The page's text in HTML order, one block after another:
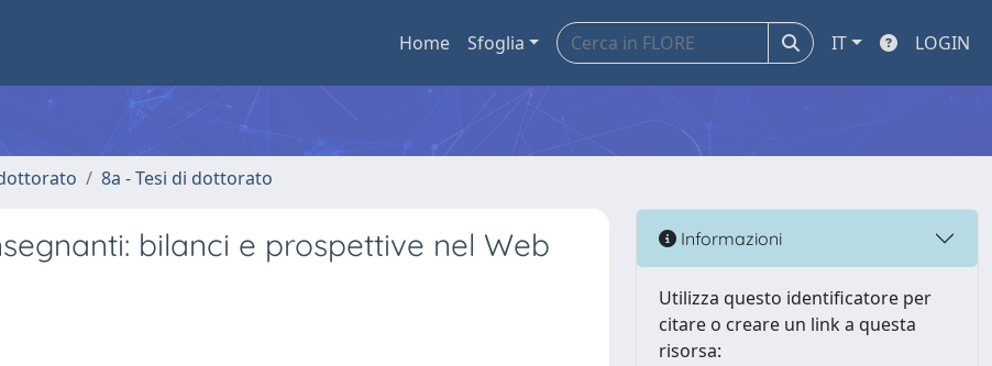
Home Sfoglia IT LOGIN
8a - Tesi di dottorato
bilanci e prospettive nel Web
Informazioni
Utilizza questo identificatore per
citare o creare un link a questa
risorsa: